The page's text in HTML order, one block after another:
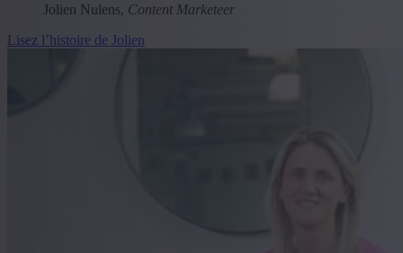
Jolien Nulens, Content Marketeer
Lisez l’histoire de Jolien